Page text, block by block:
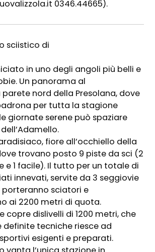
0346.44665).
sciistico di
in uno degli angoli più belli e
Un panorama al
nord della Presolana, dove
per tutta la stagione
giornate serene può spaziare
fiore all’occhiello della
trovano posto 9 piste da sci (2
e 1 facile). Il tutto per un totale di
innevati, servite da 3 seggiovie
porteranno sciatori e
ai 2200 metri di quota.
copre dislivelli di 1200 metri, che
definite tecniche riesce ad
esigenti e preparati.